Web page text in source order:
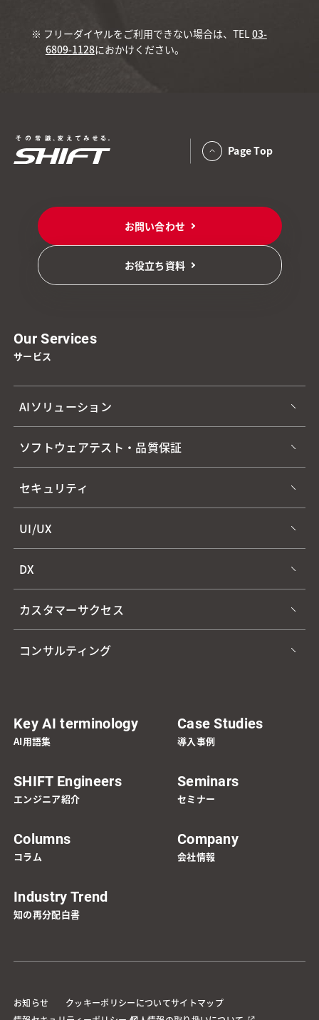
※ フリーダイヤルをご利用できない場合は、TEL 03-
6809-1128におかけください。
お問い合わせ
お役立ち資料
Page Top
Our Services
サービス
AIソリューション
ソフトウェアテスト・品質保証
セキュリティ
UI/UX
DX
カスタマーサクセス
コンサルティング
Key AI terminology
AI用語集
Case Studies
導入事例
SHIFT Engineers
エンジニア紹介
Seminars
セミナー
Columns
コラム
Company
会社情報
Industry Trend
知の再分配白書
お知らせ クッキーポリシーについてサイトマップ